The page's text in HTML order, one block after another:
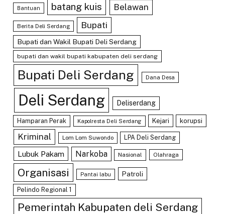
Bantuan batang kuis Belawan
Berita Deli Serdang Bupati
Bupati dan Wakil Bupati Deli Serdang
bupati dan wakil bupati kabupaten deli serdang
Bupati Deli Serdang Dana Desa
Deli Serdang Deliserdang
Hamparan Perak Kapolresta Deli Serdang Kejari korupsi
Kriminal Lom Lom Suwondo LPA Deli Serdang
Lubuk Pakam Narkoba Nasional Olahraga
Organisasi Pantai labu Patroli
Pelindo Regional 1
Pemerintah Kabupaten deli Serdang